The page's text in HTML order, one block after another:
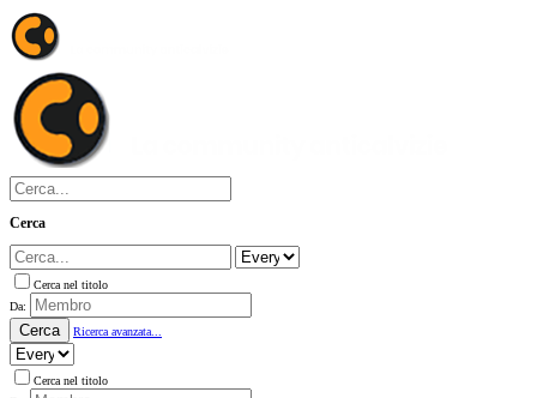
Cerca
Cerca nel titolo
Da:
Cerca Ricerca avanzata...
Cerca nel titolo